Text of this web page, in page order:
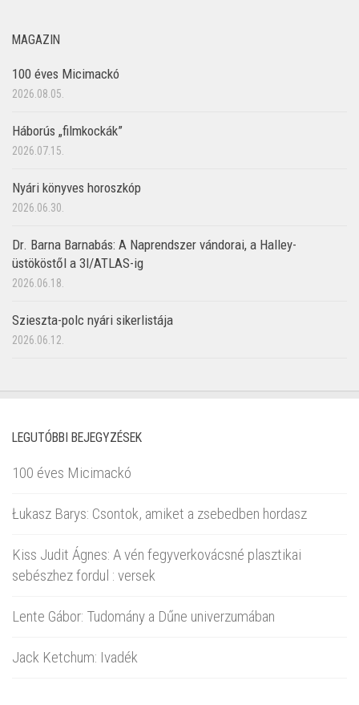
MAGAZIN
100 éves Micimackó
2026.08.05.
Háborús „filmkockák”
2026.07.15.
Nyári könyves horoszkóp
2026.06.30.
Dr. Barna Barnabás: A Naprendszer vándorai, a Halley-
üstököstől a 3I/ATLAS-ig
2026.06.18.
Szieszta-polc nyári sikerlistája
2026.06.12.
LEGUTÓBBI BEJEGYZÉSEK
100 éves Micimackó
Łukasz Barys: Csontok, amiket a zsebedben hordasz
Kiss Judit Ágnes: A vén fegyverkovácsné plasztikai
sebészhez fordul : versek
Lente Gábor: Tudomány a Dűne univerzumában
Jack Ketchum: Ivadék